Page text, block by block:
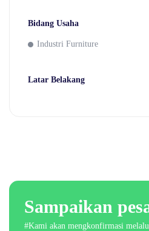
Bidang Usaha
Industri Furniture
Latar Belakang
Sampaikan
#Kami akan mengkonfirmasi